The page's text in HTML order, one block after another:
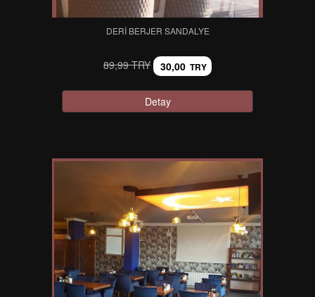
DERI BERJER SANDALYE
89,99 TRY 30,00 TRY
Detay